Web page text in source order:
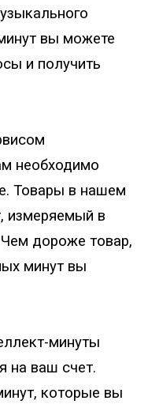
вы можете
и получить
необходимо
Товары в нашем
измеряемый в
Чем дороже товар,
минут вы
минуты
на ваш счет.
которые вы